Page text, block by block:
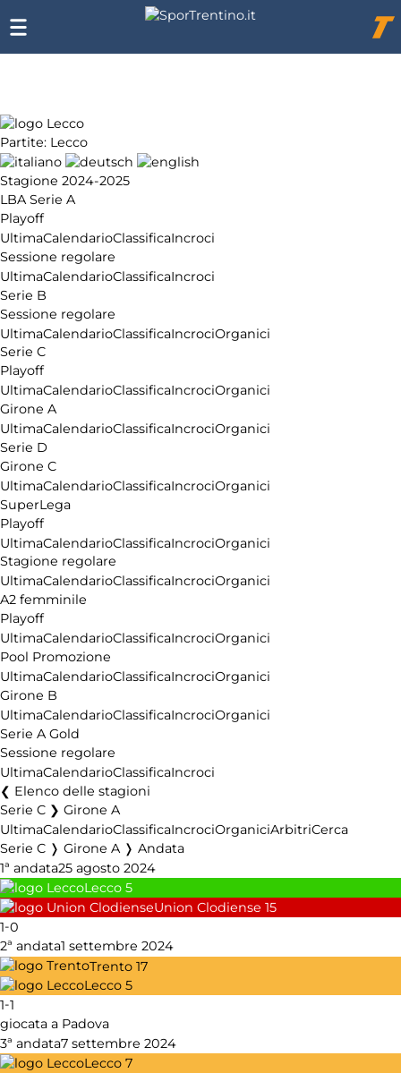
Partite: Lecco
Stagione 2024-2025
LBA Serie A
Playoff
UltimaCalendarioClassificaIncroci
Sessione regolare
UltimaCalendarioClassificaIncroci
Serie B
Sessione regolare
UltimaCalendarioClassificaIncrociOrganici
Serie C
Playoff
UltimaCalendarioClassificaIncrociOrganici
Girone A
UltimaCalendarioClassificaIncrociOrganici
Serie D
Girone C
UltimaCalendarioClassificaIncrociOrganici
SuperLega
Playoff
UltimaCalendarioClassificaIncrociOrganici
Stagione regolare
UltimaCalendarioClassificaIncrociOrganici
A2 femminile
Playoff
UltimaCalendarioClassificaIncrociOrganici
Pool Promozione
UltimaCalendarioClassificaIncrociOrganici
Girone B
UltimaCalendarioClassificaIncrociOrganici
Serie A Gold
Sessione regolare
UltimaCalendarioClassificaIncroci
Elenco delle stagioni
Serie C ❯ Girone A
UltimaCalendarioClassificaIncrociOrganiciArbitriCerca
Serie C ❭ Girone A ❭ Andata
1ª andata25 agosto 2024
Lecco 5
Union Clodiense 15
1-0
2ª andata1 settembre 2024
Trento 17
Lecco 5
1-1
giocata a Padova
3ª andata7 settembre 2024
Lecco 7
Chi
siamo
Affiliazione